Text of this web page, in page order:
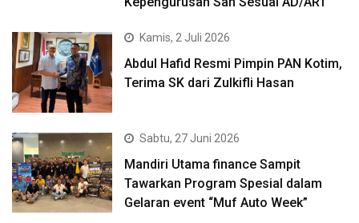
Kamis, 2 Juli 2026
Abdul Hafid Resmi Pimpin PAN Kotim,
Terima SK dari Zulkifli Hasan
Sabtu, 27 Juni 2026
Mandiri Utama finance Sampit
Tawarkan Program Spesial dalam
Gelaran event “Muf Auto Week”